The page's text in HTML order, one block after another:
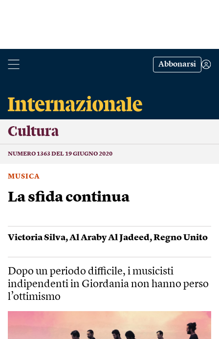
Abbonarsi
Cultura
NUMERO 1363 DEL 19 GIUGNO 2020
MUSICA
La sfida continua
Victoria Silva,Al Araby Al Jadeed,Regno Unito
Dopo un periodo difficile, i musicisti
indipendenti in Giordania non hanno perso
l’ottimismo